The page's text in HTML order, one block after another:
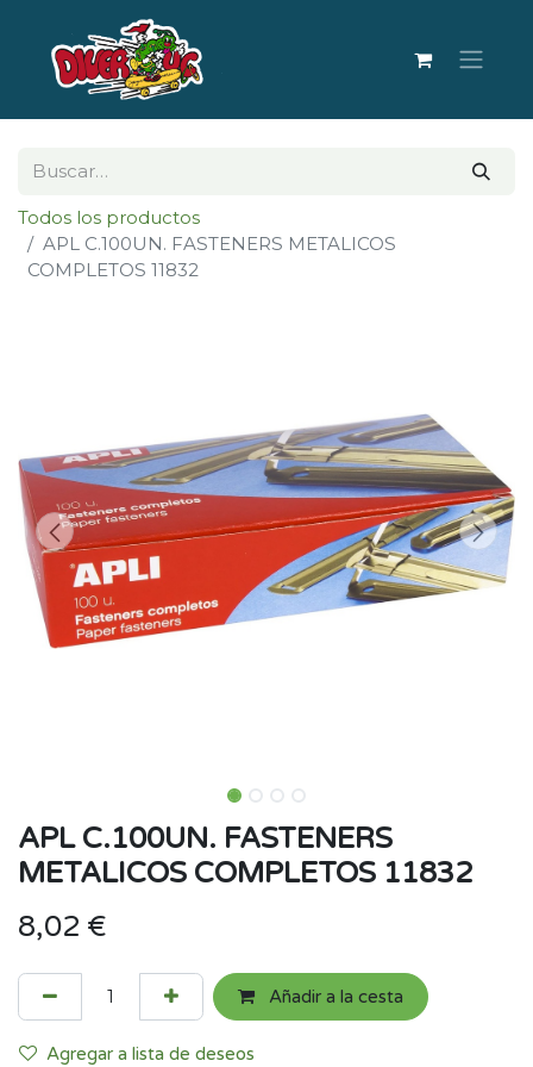
Todos los productos
APL C.100UN. FASTENERS METALICOS
COMPLETOS 11832
APL C.100UN. FASTENERS
METALICOS COMPLETOS 11832
8,02 €
Añadir a la cesta
Agregar a lista de deseos